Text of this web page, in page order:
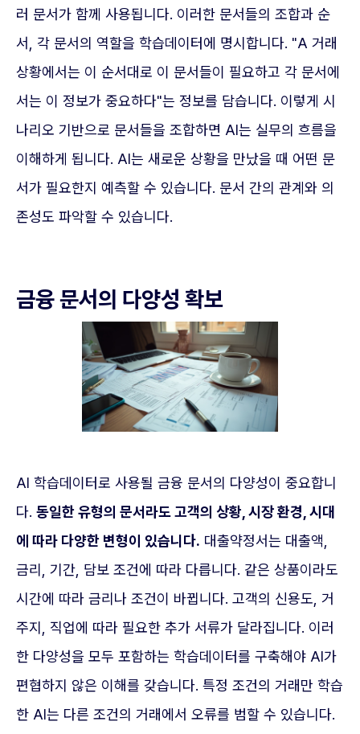
러 문서가 함께 사용됩니다. 이러한 문서들의 조합과 순
서, 각 문서의 역할을 학습데이터에 명시합니다. "A 거래
상황에서는 이 순서대로 이 문서들이 필요하고 각 문서에
서는 이 정보가 중요하다"는 정보를 담습니다. 이렇게 시
나리오 기반으로 문서들을 조합하면 AI는 실무의 흐름을
이해하게 됩니다. AI는 새로운 상황을 만났을 때 어떤 문
서가 필요한지 예측할 수 있습니다. 문서 간의 관계와 의
존성도 파악할 수 있습니다.
금융 문서의 다양성 확보
AI 학습데이터로 사용될 금융 문서의 다양성이 중요합니
다. 동일한 유형의 문서라도 고객의 상황, 시장 환경, 시대
에 따라 다양한 변형이 있습니다. 대출약정서는 대출액,
금리, 기간, 담보 조건에 따라 다릅니다. 같은 상품이라도
시간에 따라 금리나 조건이 바뀝니다. 고객의 신용도, 거
주지, 직업에 따라 필요한 추가 서류가 달라집니다. 이러
한 다양성을 모두 포함하는 학습데이터를 구축해야 AI가
편협하지 않은 이해를 갖습니다. 특정 조건의 거래만 학습
한 AI는 다른 조건의 거래에서 오류를 범할 수 있습니다.